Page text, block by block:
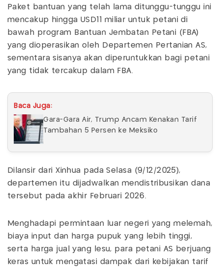
Paket bantuan yang telah lama ditunggu-tunggu ini
mencakup hingga USD11 miliar untuk petani di
bawah program Bantuan Jembatan Petani (FBA)
yang dioperasikan oleh Departemen Pertanian AS,
sementara sisanya akan diperuntukkan bagi petani
yang tidak tercakup dalam FBA.
Baca Juga:
Gara-Gara Air, Trump Ancam Kenakan Tarif
Tambahan 5 Persen ke Meksiko
Dilansir dari Xinhua pada Selasa (9/12/2025),
departemen itu dijadwalkan mendistribusikan dana
tersebut pada akhir Februari 2026.
Menghadapi permintaan luar negeri yang melemah,
biaya input dan harga pupuk yang lebih tinggi,
serta harga jual yang lesu, para petani AS berjuang
keras untuk mengatasi dampak dari kebijakan tarif